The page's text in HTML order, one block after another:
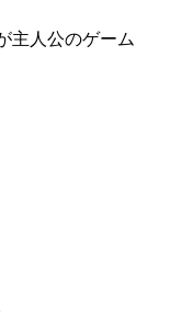
主人公のゲーム